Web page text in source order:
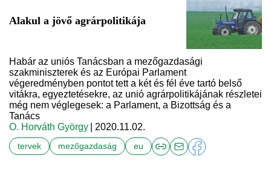
Alakul a jövő agrárpolitikája
Habár az uniós Tanácsban a mezőgazdasági
szakminiszterek és az Európai Parlament
végeredményben pontot tett a két és fél éve tartó belső
vitákra, egyeztetésekre, az unió agrárpolitikájának részletei
még nem véglegesek: a Parlament, a Bizottság és a
Tanács
O. Horváth György
| 2020.11.02.
tervek mezőgazdaság eu